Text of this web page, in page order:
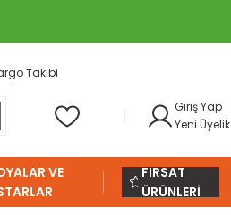
Takibi
Giriş Yap
Yeni Üyelik
VE
FIRSAT
ÜRÜNLERİ